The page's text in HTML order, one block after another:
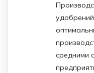
средними